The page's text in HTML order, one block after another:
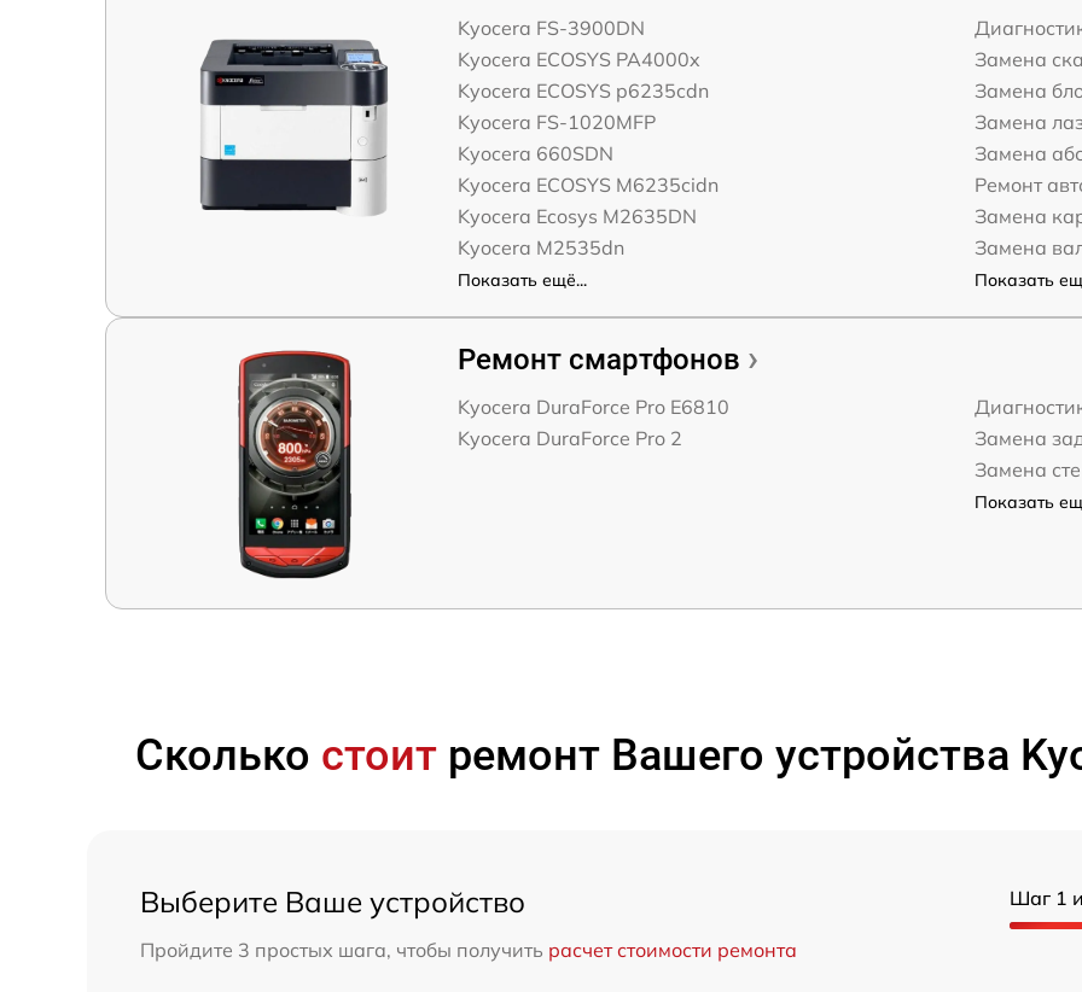
Kyocera FS-3900DN
Kyocera ECOSYS PA4000x
Kyocera ECOSYS p6235cdn
Kyocera FS-1020MFP
Kyocera 660SDN
Kyocera ECOSYS M6235cidn
Kyocera Ecosys M2635DN
Kyocera M2535dn
Показать ещё...
Замена
Замена
Замена
Замена
Ремонт
Замена
Замена
Показать
Ремонт смартфонов
Kyocera DuraForce Pro E6810
Kyocera DuraForce Pro 2
Замена
Замена
Показать
Сколько стоитремонт Вашего устройства
Шаг 1
Выберите Ваше устройство
Пройдите 3 простых шага, чтобы получить расчет стоимости ремонта